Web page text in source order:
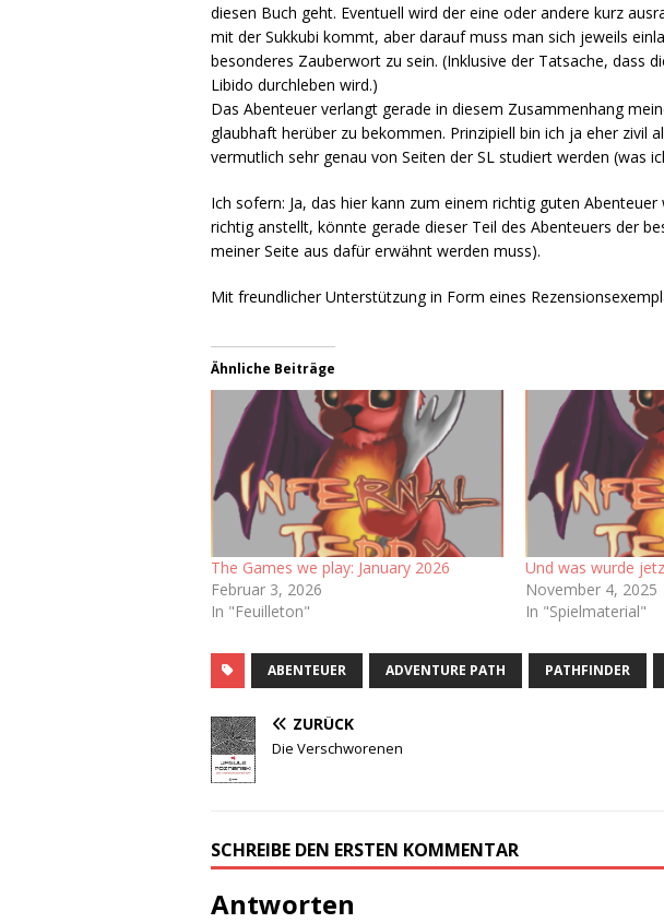
diesen Buch geht. Eventuell wird der eine oder andere kurz
mit der Sukkubi kommt, aber darauf muss man sich jeweils
besonderes Zauberwort zu sein. (Inklusive der Tatsache, dass
Libido durchleben wird.)
Das Abenteuer verlangt gerade in diesem Zusammenhang
glaubhaft herüber zu bekommen. Prinzipiell bin ich ja eher zivil
vermutlich sehr genau von Seiten der SL studiert werden (was
Ich sofern: Ja, das hier kann zum einem richtig guten
richtig anstellt, könnte gerade dieser Teil des Abenteuers der
meiner Seite aus dafür erwähnt werden muss).
Mit freundlicher Unterstützung in Form eines
Ähnliche Beiträge
The Games we play: January 2026
Februar 3, 2026
In "Feuilleton"
Und was wurde
November 4, 2025
In "Spielmaterial"
ABENTEUER ADVENTURE PATH PATHFINDER
ZURÜCK
Die Verschworenen
SCHREIBE DEN ERSTEN KOMMENTAR
Antworten